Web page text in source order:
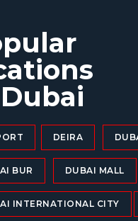
INTERNATIONAL CITY
DUBAI MALL
BUR
DEIRA